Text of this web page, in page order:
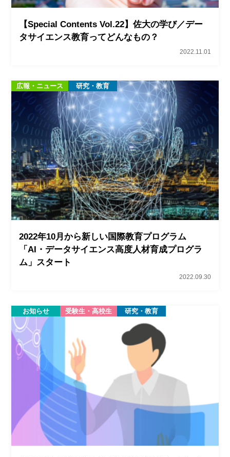
【Special Contents Vol.22】佐大の学び／デー
タサイエンス教育ってどんなもの？
2022.11.01
広報・ニュース 研究・教育
2022年10月から新しい国際教育プログラム
「AI・データサイエンス高度人材育成プログラ
ム」スタート
2022.09.30
お知らせ 受験生・高校生 研究・教育